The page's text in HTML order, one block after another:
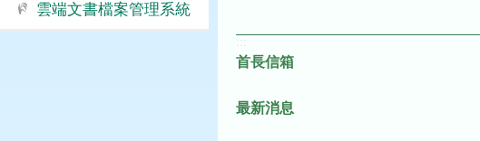
雲端文書檔案管理系統
首長信箱
最新消息